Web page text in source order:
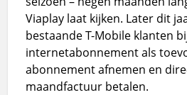
Viaplay laat kijken. Later dit
bestaande T-Mobile klanten
internetabonnement als
abonnement afnemen en
maandfactuur betalen.